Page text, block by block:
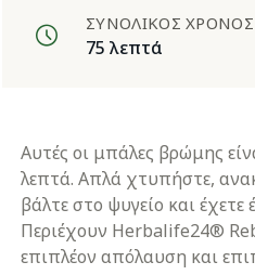
ΣΥΝΟΛΙΚΌΣ ΧΡΌΝΟΣ
75 λεπτά
​Αυτές οι μπάλες βρώμης
λεπτά. Απλά χτυπήστε,
βάλτε στο ψυγείο και έχετε
Περιέχουν Herbalife24®
επιπλέον απόλαυση και